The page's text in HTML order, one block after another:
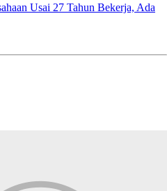
Usai 27 Tahun Bekerja, Ada